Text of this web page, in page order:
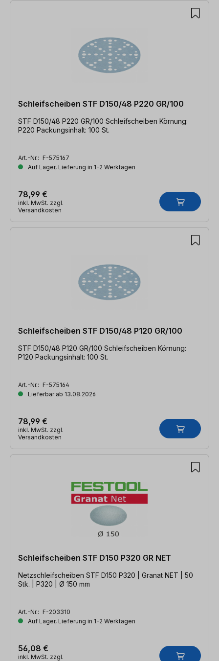
Schleifscheiben STF D150/48 P220 GR/100
STF D150/48 P220 GR/100 Schleifscheiben Körnung:
P220 Packungsinhalt: 100 St.
Art.-Nr.: F-575167
Auf Lager, Lieferung in 1-2 Werktagen
78,99 €
inkl. MwSt. zzgl.
Versandkosten
Schleifscheiben STF D150/48 P120 GR/100
STF D150/48 P120 GR/100 Schleifscheiben Körnung:
P120 Packungsinhalt: 100 St.
Art.-Nr.: F-575164
Lieferbar ab 13.08.2026
78,99 €
inkl. MwSt. zzgl.
Versandkosten
Schleifscheiben STF D150 P320 GR NET
Netzschleifscheiben STF D150 P320 | Granat NET | 50
Stk. | P320 | Ø 150 mm
Art.-Nr.: F-203310
Auf Lager, Lieferung in 1-2 Werktagen
56,08 €
inkl. MwSt. zzgl.